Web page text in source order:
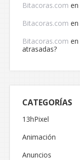
Bitacoras.com en
Bitacoras.com en
Bitacoras.com en
atrasadas?
CATEGORÍAS
13hPixel
Animación
Anuncios